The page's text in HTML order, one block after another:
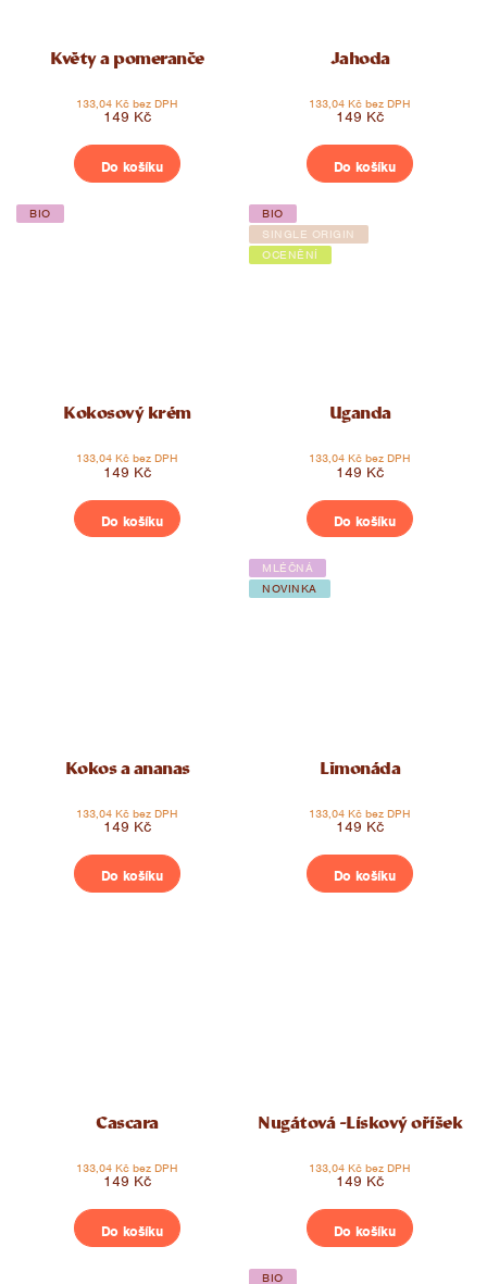
Květy a pomeranče
133,04 Kč bez DPH
149 Kč
Do košíku
Jahoda
133,04 Kč bez DPH
149 Kč
Do košíku
BIO
Kokosový krém
133,04 Kč bez DPH
149 Kč
Do košíku
BIO
SINGLE ORIGIN
OCENĚNÍ
Uganda
133,04 Kč bez DPH
149 Kč
Do košíku
Kokos a ananas
133,04 Kč bez DPH
149 Kč
Do košíku
MLÉČNÁ
NOVINKA
Limonáda
133,04 Kč bez DPH
149 Kč
Do košíku
Cascara
133,04 Kč bez DPH
149 Kč
Do košíku
Nugátová -Lískový oříšek
133,04 Kč bez DPH
149 Kč
Do košíku
BIO